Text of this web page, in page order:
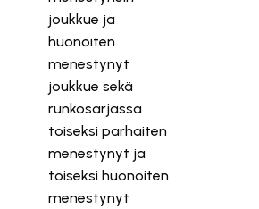
joukkue ja
huonoiten
menestynyt
joukkue sekä
runkosarjassa
toiseksi parhaiten
menestynyt ja
toiseksi huonoiten
menestynyt